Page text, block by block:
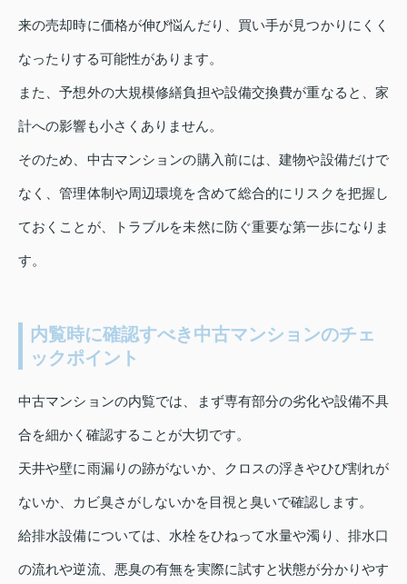
来の売却時に価格が伸び悩んだり、買い手が見つかりにくく
なったりする可能性があります。
また、予想外の大規模修繕負担や設備交換費が重なると、家
計への影響も小さくありません。
そのため、中古マンションの購入前には、建物や設備だけで
なく、管理体制や周辺環境を含めて総合的にリスクを把握し
ておくことが、トラブルを未然に防ぐ重要な第一歩になりま
す。
内覧時に確認すべき中古マンションのチェ
ックポイント
中古マンションの内覧では、まず専有部分の劣化や設備不具
合を細かく確認することが大切です。
天井や壁に雨漏りの跡がないか、クロスの浮きやひび割れが
ないか、カビ臭さがしないかを目視と臭いで確認します。
給排水設備については、水栓をひねって水量や濁り、排水口
の流れや逆流、悪臭の有無を実際に試すと状態が分かりやす